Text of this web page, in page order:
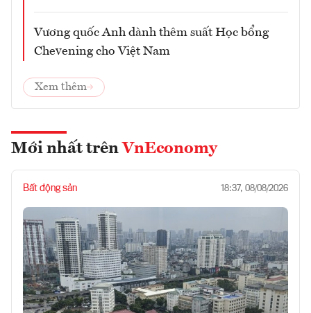
Vương quốc Anh dành thêm suất Học bổng
Chevening cho Việt Nam
Xem thêm
Mới nhất trên VnEconomy
Bất động sản 18:37, 08/08/2026